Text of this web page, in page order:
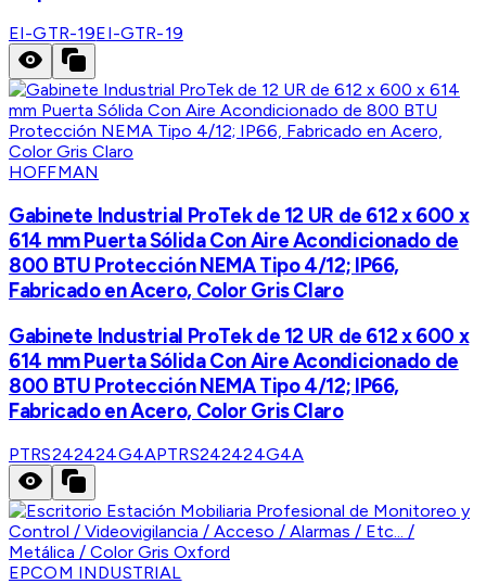
EI-GTR-19EI-GTR-19
HOFFMAN
Gabinete Industrial ProTek de 12 UR de 612 x 600 x
614 mm Puerta Sólida Con Aire Acondicionado de
800 BTU Protección NEMA Tipo 4/12; IP66,
Fabricado en Acero, Color Gris Claro
Gabinete Industrial ProTek de 12 UR de 612 x 600 x
614 mm Puerta Sólida Con Aire Acondicionado de
800 BTU Protección NEMA Tipo 4/12; IP66,
Fabricado en Acero, Color Gris Claro
PTRS242424G4APTRS242424G4A
EPCOM INDUSTRIAL